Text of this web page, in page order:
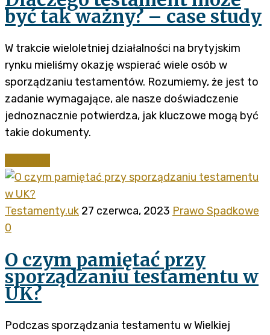
być tak ważny? – case study
W trakcie wieloletniej działalności na brytyjskim
rynku mieliśmy okazję wspierać wiele osób w
sporządzaniu testamentów. Rozumiemy, że jest to
zadanie wymagające, ale nasze doświadczenie
jednoznacznie potwierdza, jak kluczowe mogą być
takie dokumenty.
Testamenty.uk 27 czerwca, 2023 Prawo Spadkowe
0
O czym pamiętać przy
sporządzaniu testamentu w
UK?
Podczas sporządzania testamentu w Wielkiej